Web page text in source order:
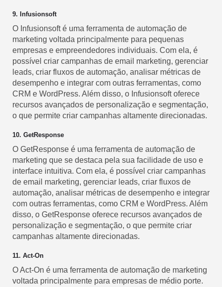
9. Infusionsoft
O Infusionsoft é uma ferramenta de automação de
marketing voltada principalmente para pequenas
empresas e empreendedores individuais. Com ela, é
possível criar campanhas de email marketing, gerenciar
leads, criar fluxos de automação, analisar métricas de
desempenho e integrar com outras ferramentas, como
CRM e WordPress. Além disso, o Infusionsoft oferece
recursos avançados de personalização e segmentação,
o que permite criar campanhas altamente direcionadas.
10. GetResponse
O GetResponse é uma ferramenta de automação de
marketing que se destaca pela sua facilidade de uso e
interface intuitiva. Com ela, é possível criar campanhas
de email marketing, gerenciar leads, criar fluxos de
automação, analisar métricas de desempenho e integrar
com outras ferramentas, como CRM e WordPress. Além
disso, o GetResponse oferece recursos avançados de
personalização e segmentação, o que permite criar
campanhas altamente direcionadas.
11. Act-On
O Act-On é uma ferramenta de automação de marketing
voltada principalmente para empresas de médio porte.